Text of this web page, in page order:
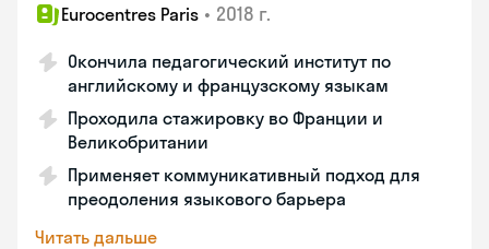
Eurocentres Paris • 2018 г.
Окончила педагогический институт по
английскому и французскому языкам
Проходила стажировку во Франции и
Великобритании
Применяет коммуникативный подход для
преодоления языкового барьера
Читать дальше